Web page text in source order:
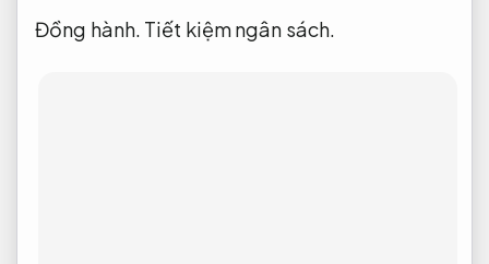
Đồng hành. Tiết kiệm ngân sách.